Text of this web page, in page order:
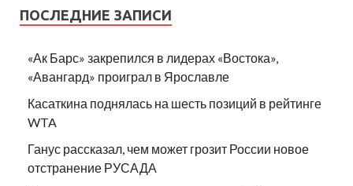
ПОСЛЕДНИЕ ЗАПИСИ
«Ак Барс» закрепился в лидерах «Востока»,
«Авангард» проиграл в Ярославле
Касаткина поднялась на шесть позиций в рейтинге
WTA
Ганус рассказал, чем может грозит России новое
отстранение РУСАДА